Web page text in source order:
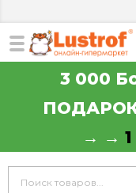
3 000
ПОДАРОК
→ →